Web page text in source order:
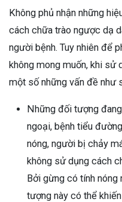
Không phủ nhận những
cách chữa trào ngược dạ
người bệnh. Tuy nhiên để
không mong muốn, khi sử
một số những vấn đề như
Những đối tượng
ngoại, bệnh tiểu
nóng, người bị chảy
không sử dụng cách
Bởi gừng có tính
tượng này có thể